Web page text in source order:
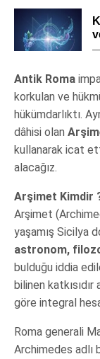
Antik Roma
korkulan ve
hükümdarlıktı.
dâhisi olan
kullanarak icat
alacağız.
Arşimet Kimdir
Arşimet
yaşamış Sicilya
astronom,
bulduğu iddia
bilinen
göre integral
Roma generali
Archimedes adlı